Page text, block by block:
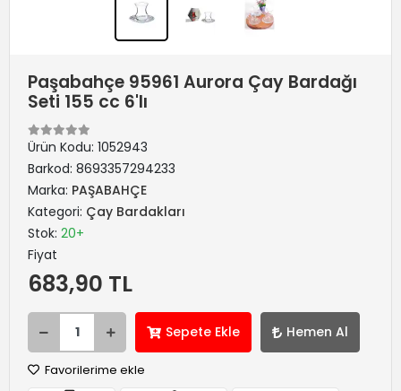
Paşabahçe 95961 Aurora Çay Bardağı
Seti 155 cc 6'lı
Ürün Kodu: 1052943
Barkod: 8693357294233
Marka: PAŞABAHÇE
Kategori: Çay Bardakları
Stok: 20+
Fiyat
683,90 TL
Sepete Ekle Hemen Al
Favorilerime ekle